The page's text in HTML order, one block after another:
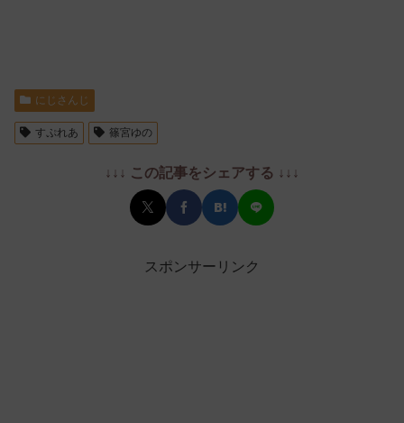
にじさんじ
すぷれあ 篠宮ゆの
↓↓↓ この記事をシェアする ↓↓↓
スポンサーリンク